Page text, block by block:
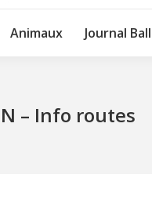
Animaux Journal
– Info routes